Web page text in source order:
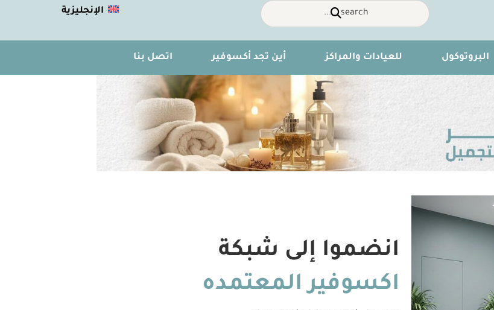
الإنجليزية
البروتوكول للعيادات والمراكز أين تجد أكسوفير اتصل بنا
انضموا إلى شبكة
اكسوفير المعتمده